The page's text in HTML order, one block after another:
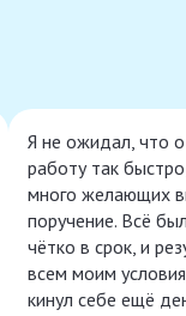
Я не ожидал, что
работу так
много желающих
поручение. Всё
чётко в срок, и
всем моим
кинул себе ещё